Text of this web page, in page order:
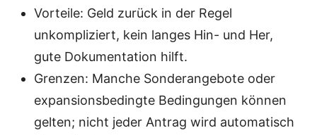
Vorteile: Geld zurück in der Regel
unkompliziert, kein langes Hin- und Her,
gute Dokumentation hilft.
Grenzen: Manche Sonderangebote oder
expansionsbedingte Bedingungen können
gelten; nicht jeder Antrag wird automatisch